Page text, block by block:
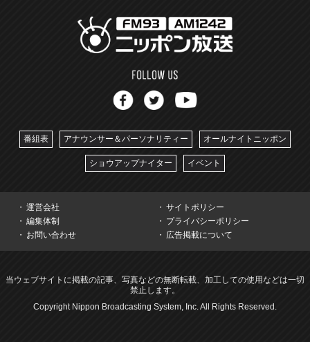
番組表 アナウンサー＆パーソナリティー オールナイトニッポン
ショウアップナイター イベント
運営会社
サイトポリシー
編集体制
プライバシーポリシー
お問い合わせ
広告掲載について
当ウェブサイトに掲載の記事、写真などの無断転載、加工しての使用などは一切
禁止します。
Copyright Nippon Broadcasting System, Inc. All Rights Reserved.